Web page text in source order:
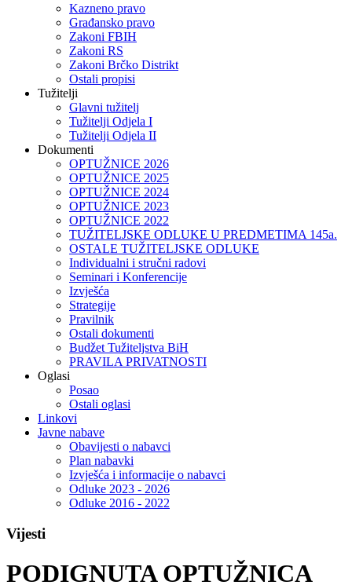
Kazneno pravo
Građansko pravo
Zakoni FBIH
Zakoni RS
Zakoni Brčko Distrikt
Ostali propisi
Tužitelji
Glavni tužitelj
Tužitelji Odjela I
Tužitelji Odjela II
Dokumenti
OPTUŽNICE 2026
OPTUŽNICE 2025
OPTUŽNICE 2024
OPTUŽNICE 2023
OPTUŽNICE 2022
TUŽITELJSKE ODLUKE U PREDMETIMA 145a.
OSTALE TUŽITELJSKE ODLUKE
Individualni i stručni radovi
Seminari i Konferencije
Izvješća
Strategije
Pravilnik
Ostali dokumenti
Budžet Tužiteljstva BiH
PRAVILA PRIVATNOSTI
Oglasi
Posao
Ostali oglasi
Linkovi
Javne nabave
Obavijesti o nabavci
Plan nabavki
Izvješća i informacije o nabavci
Odluke 2023 - 2026
Odluke 2016 - 2022
Vijesti
PODIGNUTA OPTUŽNICA